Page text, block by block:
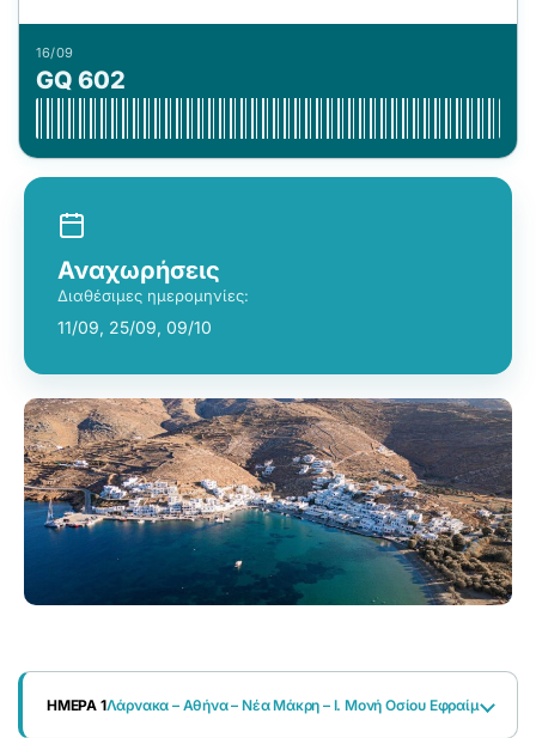
16/09
GQ 602
Αναχωρήσεις
Διαθέσιμες ημερομηνίες:
11/09, 25/09, 09/10
ΗΜΕΡΑ 1Λάρνακα – Αθήνα – Νέα Μάκρη – Ι. Μονή Οσίου Εφραίμ